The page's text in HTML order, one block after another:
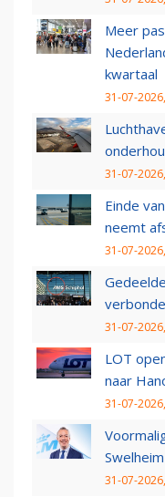
Meer
kwartaal
31-07-
31-07-
Einde
neemt
31-07-
31-07-
LOT
naar
31-07-
31-07-